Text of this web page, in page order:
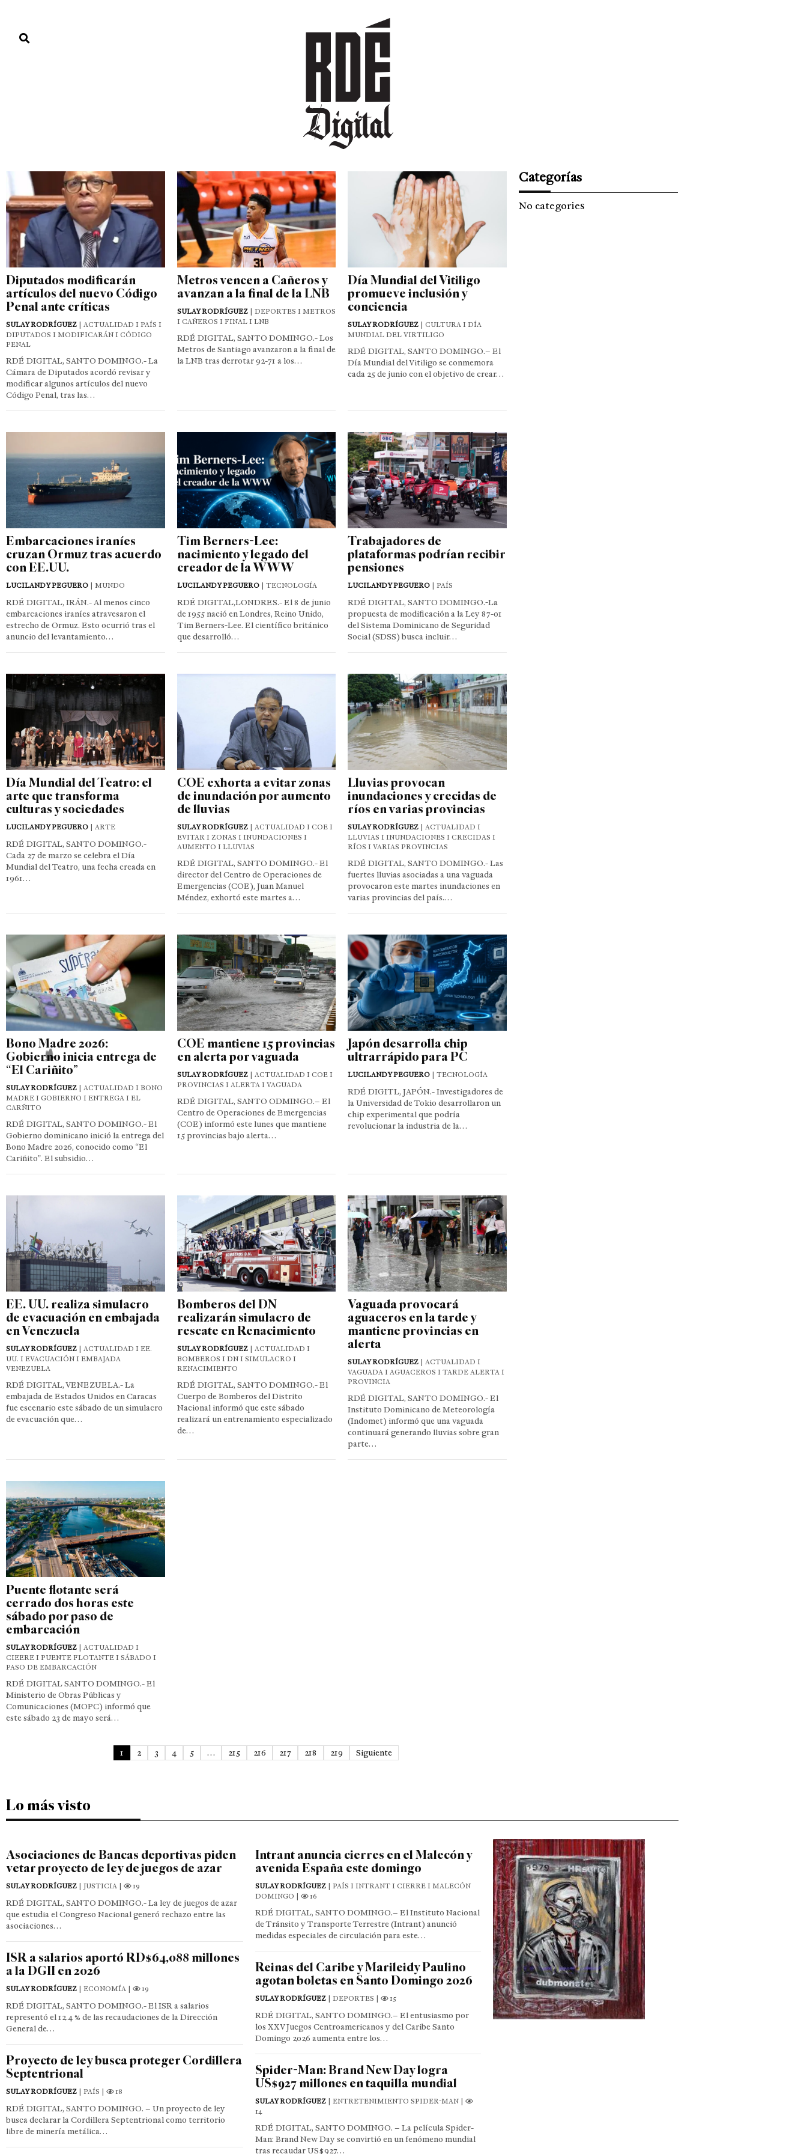
DEPORTES CULTURA ENTRETENIMIENTO
Diputados modificarán
artículos del nuevo Código
Penal ante críticas
SULAY RODRÍGUEZ | ACTUALIDAD I PAÍS I
DIPUTADOS I MODIFICARÁN I CÓDIGO
PENAL
RDÉ DIGITAL, SANTO DOMINGO.- La
Cámara de Diputados acordó revisar y
modificar algunos artículos del nuevo
Código Penal, tras las…
Metros vencen a Cañeros y
avanzan a la final de la LNB
SULAY RODRÍGUEZ| DEPORTES I METROS
I CAÑEROS I FINAL I LNB
RDÉ DIGITAL, SANTO DOMINGO.- Los
Metros de Santiago avanzaron a la final de
la LNB tras derrotar 92-71 a los…
Día Mundial del Vitiligo
promueve inclusión y
conciencia
SULAY RODRÍGUEZ | CULTURA I DÍA
MUNDIAL DEL VIRTILIGO
RDÉ DIGITAL, SANTO DOMINGO.– El
Día Mundial del Vitiligo se conmemora
cada 25 de junio con el objetivo de crear…
Embarcaciones iraníes
cruzan Ormuz tras acuerdo
con EE.UU.
LUCILANDY PEGUERO | MUNDO
RDÉ DIGITAL, IRÁN.- Al menos cinco
embarcaciones iraníes atravesaron el
estrecho de Ormuz. Esto ocurrió tras el
anuncio del levantamiento…
Tim Berners-Lee:
nacimiento y legado del
creador de la WWW
LUCILANDY PEGUERO| TECNOLOGÍA
RDÉ DIGITAL,LONDRES.- El 8 de junio
de 1955 nació en Londres, Reino Unido,
Tim Berners-Lee. El científico británico
que desarrolló…
Trabajadores de
plataformas podrían recibir
pensiones
LUCILANDY PEGUERO | PAÍS
RDÉ DIGITAL, SANTO DOMINGO.-La
propuesta de modificación a la Ley 87-01
del Sistema Dominicano de Seguridad
Social (SDSS) busca incluir…
Día Mundial del Teatro: el
arte que transforma
culturas y sociedades
LUCILANDY PEGUERO | ARTE
RDÉ DIGITAL, SANTO DOMINGO.-
Cada 27 de marzo se celebra el Día
Mundial del Teatro, una fecha creada en
1961…
COE exhorta a evitar zonas
de inundación por aumento
de lluvias
SULAY RODRÍGUEZ| ACTUALIDAD I COE I
EVITAR I ZONAS I INUNDACIONES I
AUMENTO I LLUVIAS
RDÉ DIGITAL, SANTO DOMINGO.- El
director del Centro de Operaciones de
Emergencias (COE), Juan Manuel
Méndez, exhortó este martes a…
Lluvias provocan
inundaciones y crecidas de
ríos en varias provincias
SULAY RODRÍGUEZ | ACTUALIDAD I
LLUVIAS I INUNDACIONES I CRECIDAS I
RÍOS I VARIAS PROVINCIAS
RDÉ DIGITAL, SANTO DOMINGO.- Las
fuertes lluvias asociadas a una vaguada
provocaron este martes inundaciones en
varias provincias del país.…
Bono Madre 2026:
Gobierno inicia entrega de
“El Cariñito”
SULAY RODRÍGUEZ | ACTUALIDAD I BONO
MADRE I GOBIERNO I ENTREGA I EL
CARÑITO
RDÉ DIGITAL, SANTO DOMINGO.- El
Gobierno dominicano inició la entrega del
Bono Madre 2026, conocido como “El
Cariñito”. El subsidio…
COE mantiene 15 provincias
en alerta por vaguada
SULAY RODRÍGUEZ| ACTUALIDAD I COE I
PROVINCIAS I ALERTA I VAGUADA
RDÉ DIGITAL, SANTO ODMINGO.– El
Centro de Operaciones de Emergencias
(COE) informó este lunes que mantiene
15 provincias bajo alerta…
Japón desarrolla chip
ultrarrápido para PC
LUCILANDY PEGUERO | TECNOLOGÍA
RDÉ DIGITL, JAPÓN.- Investigadores de
la Universidad de Tokio desarrollaron un
chip experimental que podría
revolucionar la industria de la…
EE. UU. realiza simulacro
de evacuación en embajada
en Venezuela
SULAY RODRÍGUEZ | ACTUALIDAD I EE.
UU. I EVACUACIÓN I EMBAJADA
VENEZUELA
RDÉ DIGITAL, VENEZUELA.- La
embajada de Estados Unidos en Caracas
fue escenario este sábado de un simulacro
de evacuación que…
Bomberos del DN
realizarán simulacro de
rescate en Renacimiento
SULAY RODRÍGUEZ| ACTUALIDAD I
BOMBEROS I DN I SIMULACRO I
RENACIMIENTO
RDÉ DIGITAL, SANTO DOMINGO.- El
Cuerpo de Bomberos del Distrito
Nacional informó que este sábado
realizará un entrenamiento especializado
de…
Vaguada provocará
aguaceros en la tarde y
mantiene provincias en
alerta
SULAY RODRÍGUEZ | ACTUALIDAD I
VAGUADA I AGUACEROS I TARDE ALERTA I
PROVINCIA
RDÉ DIGITAL, SANTO DOMINGO.- El
Instituto Dominicano de Meteorología
(Indomet) informó que una vaguada
continuará generando lluvias sobre gran
parte…
Puente flotante será
cerrado dos horas este
sábado por paso de
embarcación
SULAY RODRÍGUEZ | ACTUALIDAD I
CIEERE I PUENTE FLOTANTE I SÁBADO I
PASO DE EMBARCACIÓN
RDÉ DIGITAL SANTO DOMINGO.- El
Ministerio de Obras Públicas y
Comunicaciones (MOPC) informó que
este sábado 23 de mayo será…
1 2 3 4 5 … 215 216 217 218 219 Siguiente
Categorías
No categories
Lo más visto
Asociaciones de Bancas deportivas piden
vetar proyecto de ley de juegos de azar
SULAY RODRÍGUEZ | JUSTICIA | 19
RDÉ DIGITAL, SANTO DOMINGO.- La ley de juegos de azar
que estudia el Congreso Nacional generó rechazo entre las
asociaciones…
ISR a salarios aportó RD$64,088 millones
a la DGII en 2026
SULAY RODRÍGUEZ | ECONOMÍA | 19
RDÉ DIGITAL, SANTO DOMINGO.- El ISR a salarios
representó el 12.4 % de las recaudaciones de la Dirección
General de…
Proyecto de ley busca proteger Cordillera
Septentrional
SULAY RODRÍGUEZ | PAÍS | 18
RDÉ DIGITAL, SANTO DOMINGO. – Un proyecto de ley
busca declarar la Cordillera Septentrional como territorio
libre de minería metálica…
Intrant anuncia cierres en el Malecón y
avenida España este domingo
SULAY RODRÍGUEZ | PAÍS I INTRANT I CIERRE I MALECÓN
DOMINGO |
16
RDÉ DIGITAL, SANTO DOMINGO.– El Instituto Nacional
de Tránsito y Transporte Terrestre (Intrant) anunció
medidas especiales de circulación para este…
Reinas del Caribe y Marileidy Paulino
agotan boletas en Santo Domingo 2026
SULAY RODRÍGUEZ | DEPORTES | 15
RDÉ DIGITAL, SANTO DOMINGO.– El entusiasmo por
los XXV Juegos Centroamericanos y del Caribe Santo
Domingo 2026 aumenta entre los…
Spider-Man: Brand New Day logra
US$927 millones en taquilla mundial
SULAY RODRÍGUEZ | ENTRETENIMIENTO SPIDER-MAN |
14
RDÉ DIGITAL, SANTO DOMINGO. – La película Spider-
Man: Brand New Day se convirtió en un fenómeno mundial
tras recaudar US$927…